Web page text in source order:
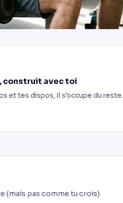
construit avec toi
et tes dispos, il s'occupe du reste.
(mais pas comme tu crois)